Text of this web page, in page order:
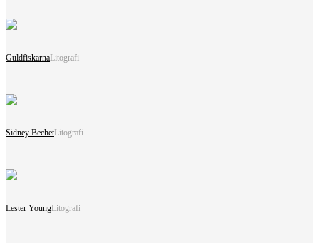
GuldfiskarnaLitografi
Sidney BechetLitografi
Lester YoungLitografi